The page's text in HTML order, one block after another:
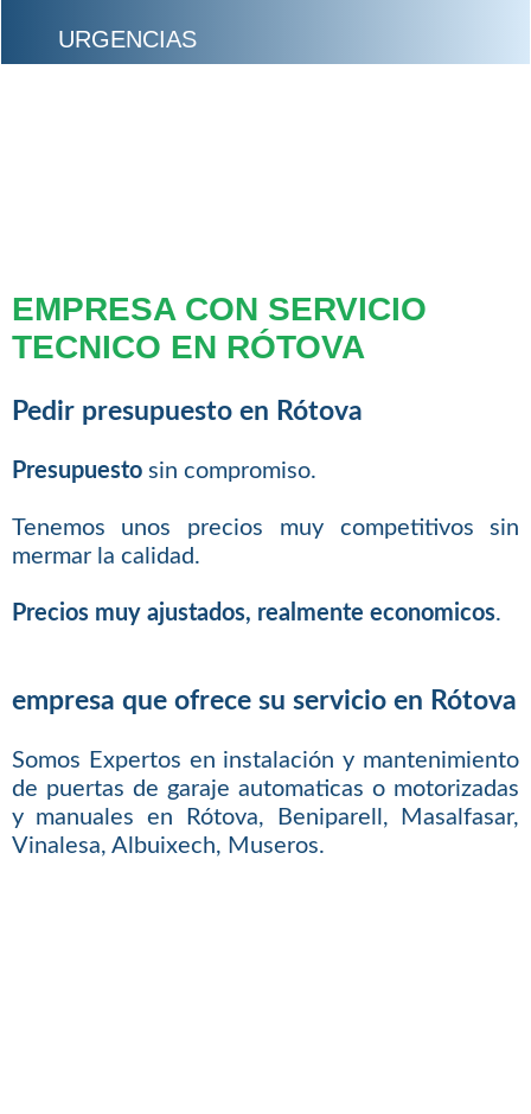
URGENCIAS
EMPRESA CON SERVICIO
TECNICO EN RÓTOVA
Pedir presupuesto en Rótova
Presupuestosin compromiso.
Tenemos unos precios muy competitivos sin
mermar la calidad.
Precios muy ajustados, realmente economicos.
empresa que ofrece su servicio en Rótova
Somos Expertos en instalación y mantenimiento
de puertas de garaje automaticas o motorizadas
y manuales en Rótova, Beniparell, Masalfasar,
Vinalesa, Albuixech, Museros.